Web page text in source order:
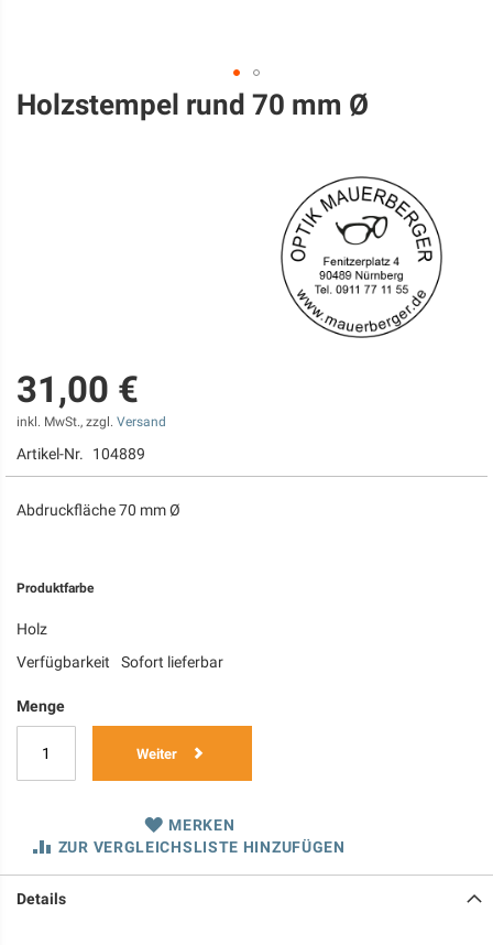
Zum
Anfang
Holzstempel rund 70 mm Ø
31,00 €
inkl. MwSt., zzgl. Versand
Artikel-Nr. 104889
Abdruckfläche 70 mm Ø
Produktfarbe
Holz
Verfügbarkeit
Sofort lieferbar
Menge
Weiter
MERKEN
ZUR VERGLEICHSLISTE HINZUFÜGEN
Details